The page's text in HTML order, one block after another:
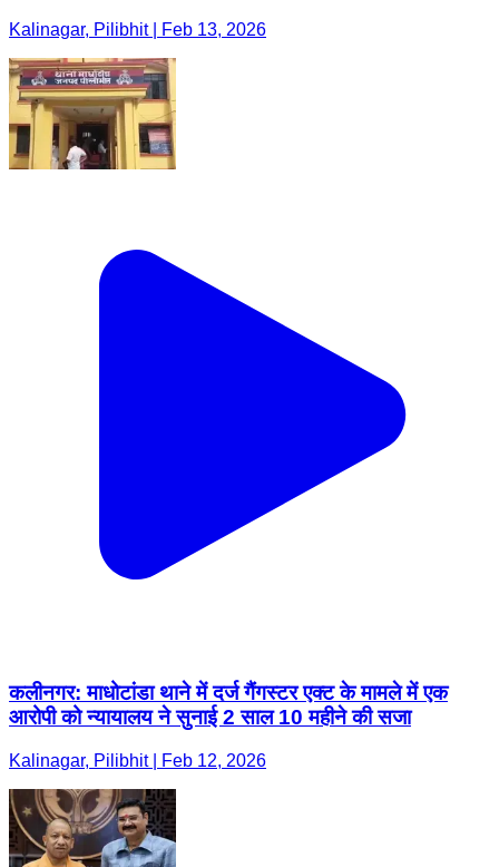
Kalinagar, Pilibhit | Feb 13, 2026
कलीनगर: माधोटांडा थाने में दर्ज गैंगस्टर एक्ट के मामले में एक
आरोपी को न्यायालय ने सुनाई 2 साल 10 महीने की सजा
Kalinagar, Pilibhit | Feb 12, 2026